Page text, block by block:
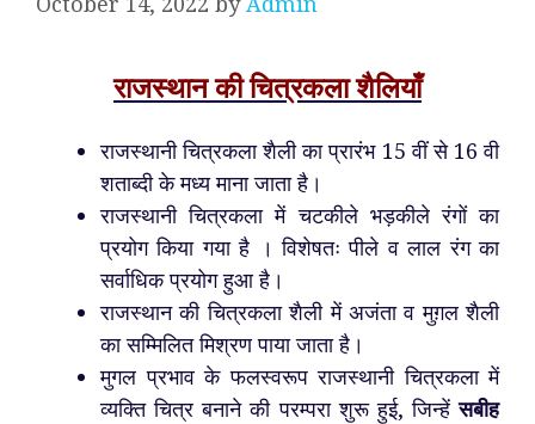
राजस्थान की चित्रकला शैलियाँ
राजस्थानी चित्रकला शैली का प्रारंभ 15 वीं से 16 वी
शताब्दी के मध्य माना जाता है।
राजस्थानी चित्रकला में चटकीले भड़कीले रंगों का
प्रयोग किया गया है । विशेषतः पीले व लाल रंग का
सर्वाधिक प्रयोग हुआ है।
राजस्थान की चित्रकला शैली में अजंता व मुग़ल शैली
का सम्मिलित मिश्रण पाया जाता है।
मुगल प्रभाव के फलस्वरूप राजस्थानी चित्रकला में
व्यक्ति चित्र बनाने की परम्परा शुरू हुई, जिन्हेंसबीह